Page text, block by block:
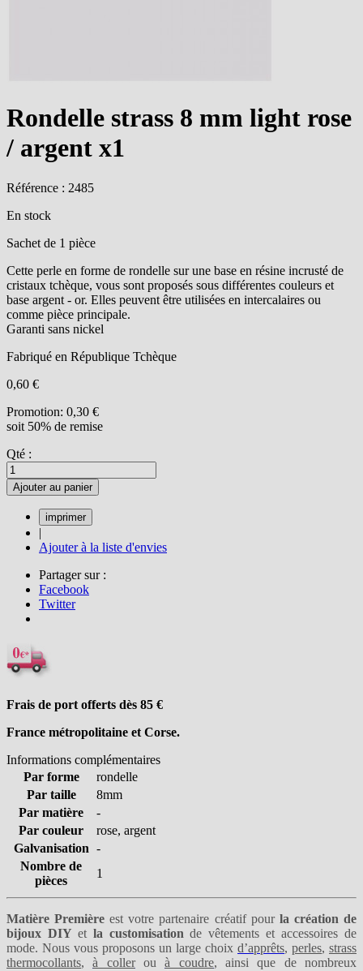
Rondelle strass 8 mm light rose
/ argent x1
Référence : 2485
En stock
Sachet de 1 pièce
Cette perle en forme de rondelle sur une base en résine incrusté de
cristaux tchèque, vous sont proposés sous différentes couleurs et
base argent - or. Elles peuvent être utilisées en intercalaires ou
comme pièce principale.
Garanti sans nickel
Fabriqué en République Tchèque
0,60 €
Promotion: 0,30 €
soit 50% de remise
Qté :
Ajouter au panier
|
Ajouter à la liste d'envies
Partager sur :
Facebook
Twitter
Frais de port offerts dès 85 €
France métropolitaine et Corse.
Informations complémentaires
Par forme
rondelle
Par taille
8mm
Par matière
-
Par couleur
rose, argent
Galvanisation -
Nombre de
pièces
1
Matière Première est votre partenaire créatif pourla création de
bijoux DIY etla customisation de vêtements et accessoires de
mode. Nous vous proposons un large choix d’apprêts, perles, strass
thermocollants,à collerouà coudre, ainsi que de nombreux